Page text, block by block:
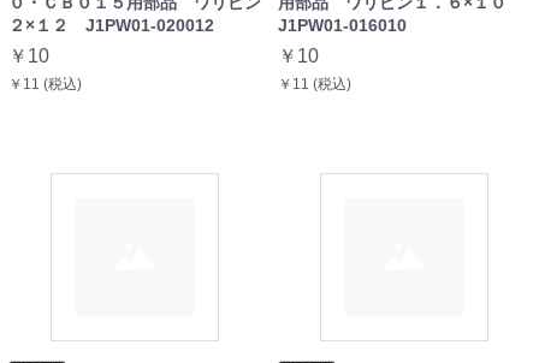
２×１２ J1PW01-020012
￥10
￥11 (税込)
J1PW01-016010
￥10
￥11 (税込)